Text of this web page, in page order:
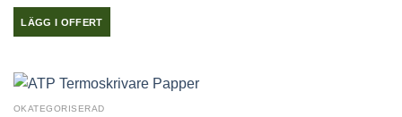
LÄGG I OFFERT
OKATEGORISERAD